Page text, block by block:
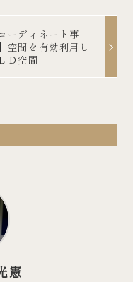
ーディネート事
空間を有効利用し
Ｄ空間
憲